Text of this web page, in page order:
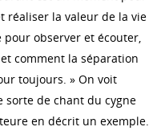
réaliser la valeur de la vie
observer et écouter,
comment la séparation
toujours. » On voit
de chant du cygne
en décrit un exemple.